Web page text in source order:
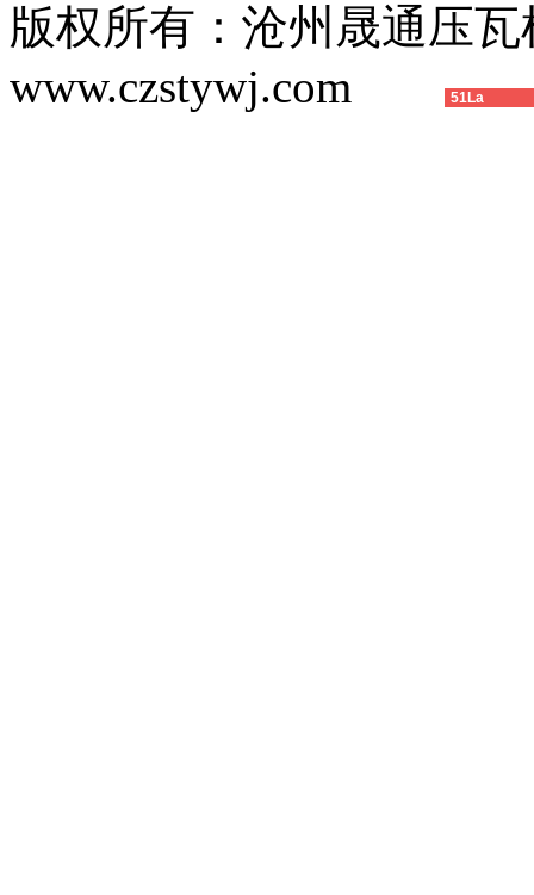
版权所有：沧州晟通压
www.czstywj.com
51La